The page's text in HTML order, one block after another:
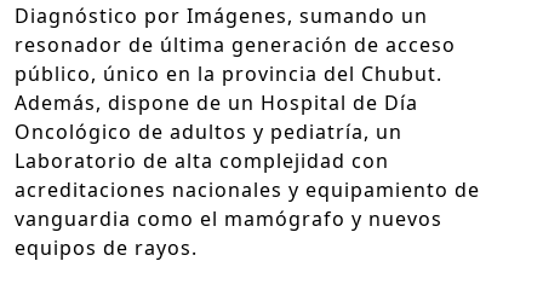
Diagnóstico por Imágenes, sumando un
resonador de última generación de acceso
público, único en la provincia del Chubut.
Además, dispone de un Hospital de Día
Oncológico de adultos y pediatría, un
Laboratorio de alta complejidad con
acreditaciones nacionales y equipamiento de
vanguardia como el mamógrafo y nuevos
equipos de rayos.